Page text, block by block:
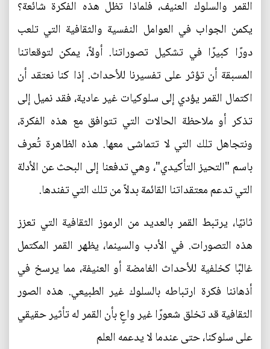
القمر والسلوك العنيف، فلماذا تظل هذه الفكرة شائعة؟
يكمن الجواب في العوامل النفسية والثقافية التي تلعب
دورًا كبيرًا في تشكيل تصوراتنا. أولاً، يمكن لتوقعاتنا
المسبقة أن تؤثر على تفسيرنا للأحداث. إذا كنا نعتقد أن
اكتمال القمر يؤدي إلى سلوكيات غير عادية، فقد نميل إلى
تذكر أو ملاحظة الحالات التي تتوافق مع هذه الفكرة،
ونتجاهل تلك التي لا تتماشى معها. هذه الظاهرة تُعرف
باسم "التحيز التأكيدي"، وهي تدفعنا إلى البحث عن الأدلة
التي تدعم معتقداتنا القائمة بدلاً من تلك التي تفندها.
ثانيًا، يرتبط القمر بالعديد من الرموز الثقافية التي تعزز
هذه التصورات. في الأدب والسينما، يظهر القمر المكتمل
غالبًا كخلفية للأحداث الغامضة أو العنيفة، مما يرسخ في
أذهاننا فكرة ارتباطه بالسلوك غير الطبيعي. هذه الصور
الثقافية قد تخلق شعورًا غير واعٍ بأن القمر له تأثير حقيقي
على سلوكنا، حتى عندما لا يدعمه العلم